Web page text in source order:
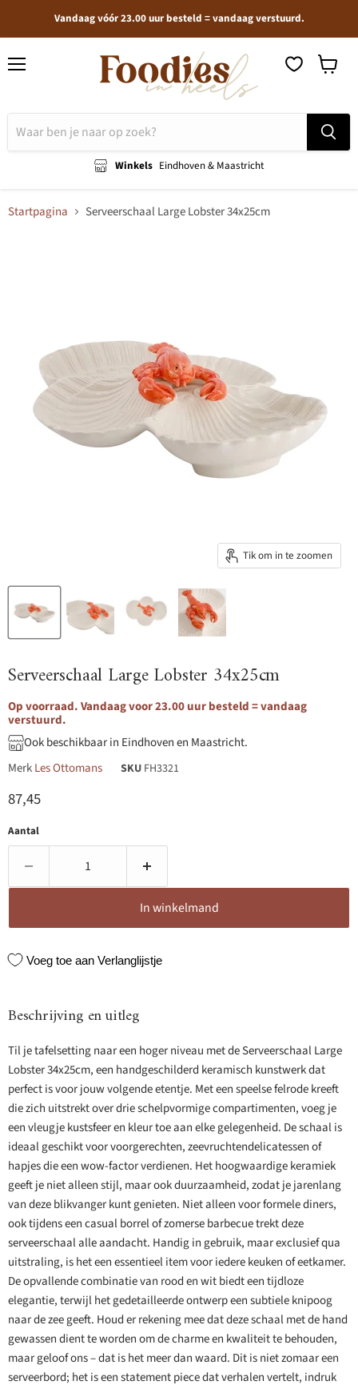
Vandaag vóór 23.00 uur besteld = vandaag verstuurd.
Winkels Eindhoven & Maastricht
Startpagina Serveerschaal Large Lobster 34x25cm
Tik om in te zoomen
Serveerschaal Large Lobster 34x25cm
Op voorraad. Vandaag voor 23.00 uur besteld = vandaag
verstuurd.
Ook beschikbaar in Eindhoven en Maastricht.
MerkLes Ottomans SKU FH3321
Huidige prijs
87,45
Aantal
In winkelmand
Voeg toe aan Verlanglijstje
Beschrijving en uitleg
Til je tafelsetting naar een hoger niveau met de Serveerschaal Large
Lobster 34x25cm, een handgeschilderd keramisch kunstwerk dat
perfect is voor jouw volgende etentje. Met een speelse felrode kreeft
die zich uitstrekt over drie schelpvormige compartimenten, voeg je
een vleugje kustsfeer en kleur toe aan elke gelegenheid. De schaal is
ideaal geschikt voor voorgerechten, zeevruchtendelicatessen of
hapjes die een wow-factor verdienen. Het hoogwaardige keramiek
geeft je niet alleen stijl, maar ook duurzaamheid, zodat je jarenlang
van deze blikvanger kunt genieten. Niet alleen voor formele diners,
ook tijdens een casual borrel of zomerse barbecue trekt deze
serveerschaal alle aandacht. Handig in gebruik, maar exclusief qua
uitstraling, is het een essentieel item voor iedere keuken of eetkamer.
De opvallende combinatie van rood en wit biedt een tijdloze
elegantie, terwijl het gedetailleerde ontwerp een subtiele knipoog
naar de zee geeft. Houd er rekening mee dat deze schaal met de hand
gewassen dient te worden om de charme en kwaliteit te behouden,
maar geloof ons – dat is het meer dan waard. Dit is niet zomaar een
serveerbord; het is een statement piece dat verhalen vertelt, indruk